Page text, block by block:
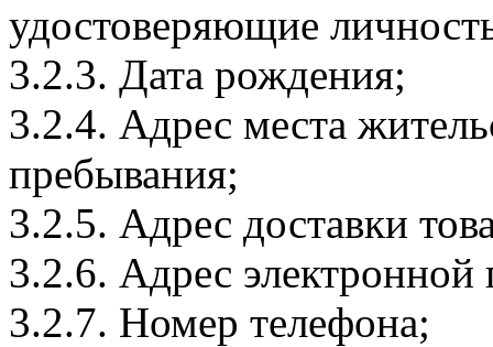
удостоверяющие
3.2.3. Дата рождения;
3.2.4. Адрес места
пребывания;
3.2.5. Адрес доставки
3.2.6. Адрес электронной
3.2.7. Номер телефона;